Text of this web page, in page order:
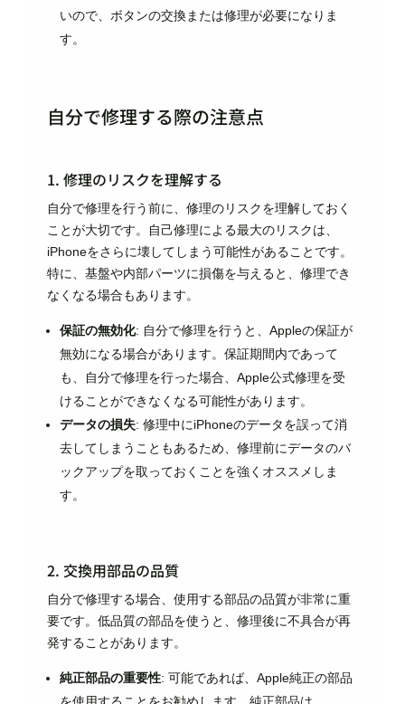
いので、ボタンの交換または修理が必要になりま
す。
自分で修理する際の注意点
1. 修理のリスクを理解する
自分で修理を行う前に、修理のリスクを理解しておく
ことが大切です。自己修理による最大のリスクは、
iPhoneをさらに壊してしまう可能性があることです。
特に、基盤や内部パーツに損傷を与えると、修理でき
なくなる場合もあります。
保証の無効化: 自分で修理を行うと、Appleの保証が
無効になる場合があります。保証期間内であって
も、自分で修理を行った場合、Apple公式修理を受
けることができなくなる可能性があります。
データの損失: 修理中にiPhoneのデータを誤って消
去してしまうこともあるため、修理前にデータのバ
ックアップを取っておくことを強くオススメしま
す。
2. 交換用部品の品質
自分で修理する場合、使用する部品の品質が非常に重
要です。低品質の部品を使うと、修理後に不具合が再
発することがあります。
純正部品の重要性: 可能であれば、Apple純正の部品